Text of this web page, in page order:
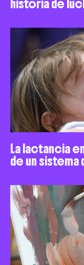
historia de
La lactancia
de un sistema